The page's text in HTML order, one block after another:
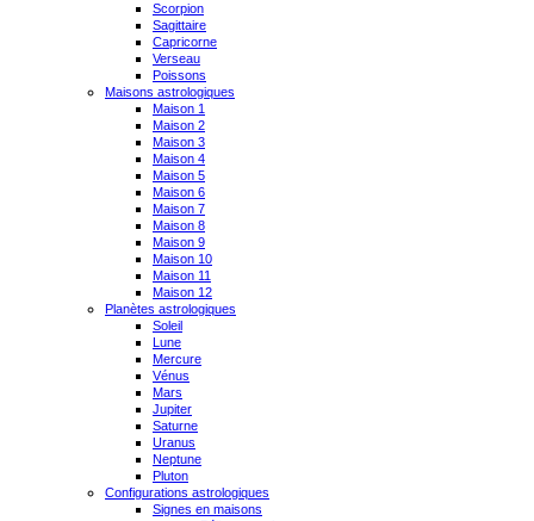
Scorpion
Sagittaire
Capricorne
Verseau
Poissons
Maisons astrologiques
Maison 1
Maison 2
Maison 3
Maison 4
Maison 5
Maison 6
Maison 7
Maison 8
Maison 9
Maison 10
Maison 11
Maison 12
Planètes astrologiques
Soleil
Lune
Mercure
Vénus
Mars
Jupiter
Saturne
Uranus
Neptune
Pluton
Configurations astrologiques
Signes en maisons